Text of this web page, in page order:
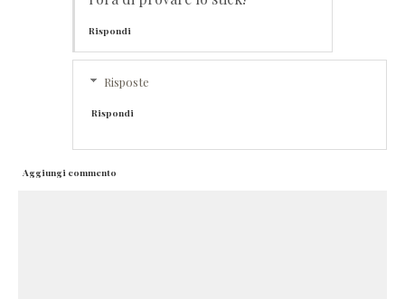
Rispondi
Risposte
Rispondi
Aggiungi commento